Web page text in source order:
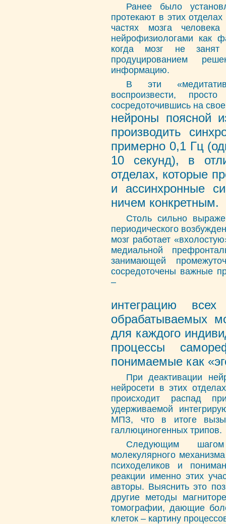
Ранее было
протекают в этих
частях мозга
нейрофизиологами как
когда мозг не занят
продуцированием
информацию.
В эти
воспроизвести,
сосредоточившись на
нейроны поясной
производить
примерно 0,1 Гц
10 секунд), в
отделах, которые
и ассинхронные
ничем конкретным.
Столь сильно
периодического
мозг работает
медиальной
занимающей
сосредоточены важные
–
интеграцию
обрабатываемых
для каждого
процессы
понимаемые как
При деактивации
нейросети в этих
происходит распад
удерживаемой
МПЗ, что в итоге
галлюциногенных трипов.
Следующим
молекулярного
психоделиков и
реакции именно этих
авторы. Выяснить это
другие методы
томографии, дающие
клеток – картину